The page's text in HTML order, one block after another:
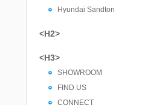
Hyundai Sandton
<H2>
<H3>
SHOWROOM
FIND US
CONNECT